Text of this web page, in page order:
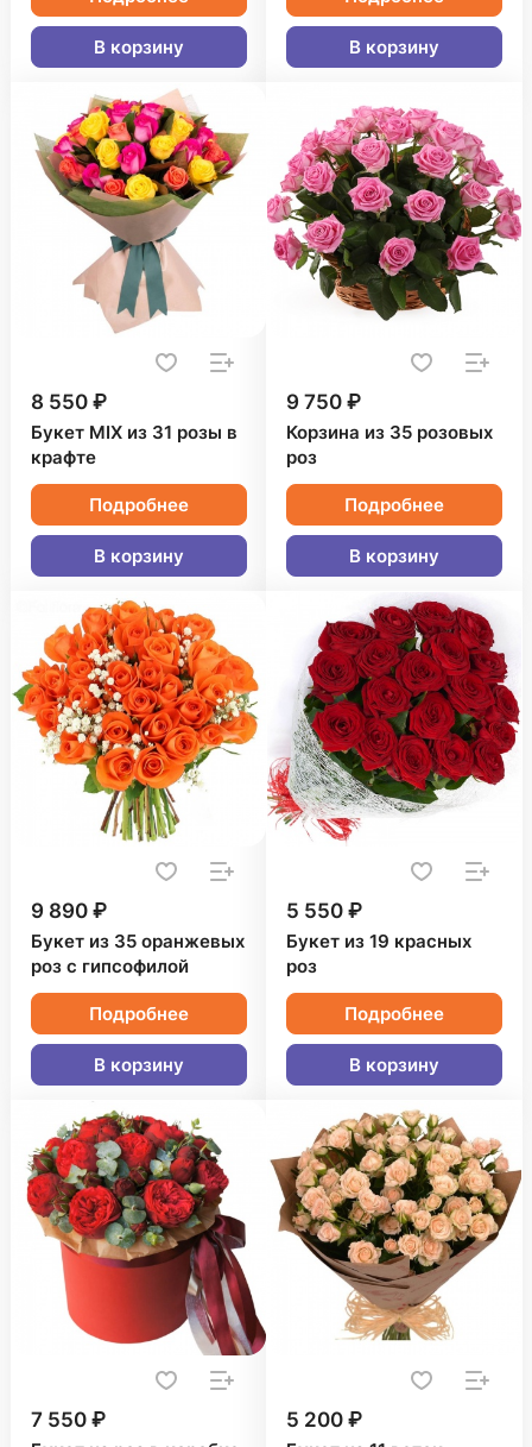
В корзину В корзину
8 550 ₽
Букет MIX из 31 розы в
крафте
Подробнее
В корзину
9 750 ₽
Корзина из 35 розовых
роз
Подробнее
В корзину
9 890 ₽
Букет из 35 оранжевых
роз с гипсофилой
Подробнее
В корзину
5 550 ₽
Букет из 19 красных
роз
Подробнее
В корзину
7 550 ₽ 5 200 ₽